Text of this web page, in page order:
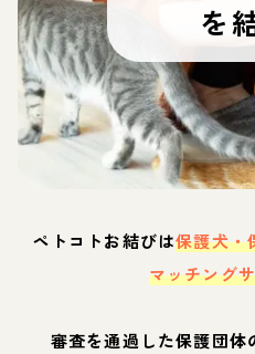
を
ペトコトお結びは保護犬・
マッチング
審査を通過した保護団体